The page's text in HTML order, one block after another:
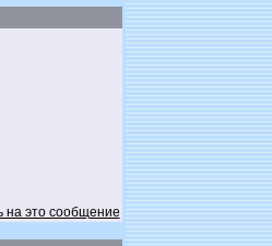
на это сообщение